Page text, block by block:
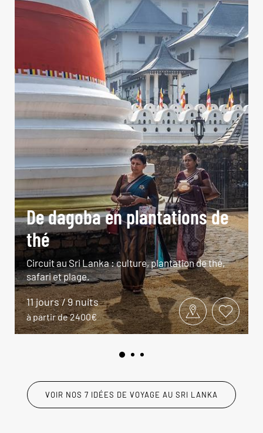
De dagoba en plantations de
thé
Circuit au Sri Lanka : culture, plantation de thé,
safari et plage.
11 jours / 9 nuits
à partir de 2400€
VOIR NOS 7 IDÉES DE VOYAGE AU SRI LANKA